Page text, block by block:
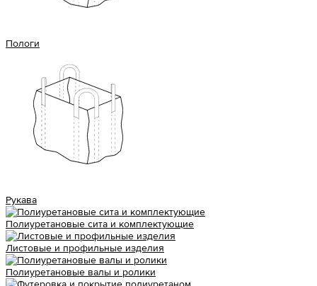
Пологи
Рукава
Полиуретановые сита и комплектующие
Листовые и профильные изделия
Полиуретановые валы и ролики